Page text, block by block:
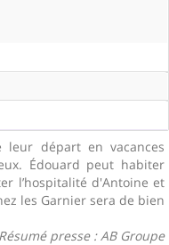
leur départ en vacances
Édouard peut habiter
l’hospitalité d'Antoine et
les Garnier sera de bien
Résumé presse : AB Groupe